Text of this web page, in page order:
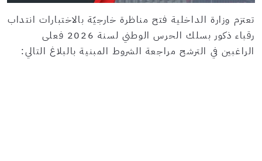
تعتزم وزارة الداخلية فتح مناظرة خارجيّة بالاختبارات انتداب
رقباء ذكور بسلك الحرس الوطني لسنة 2026 فعلى
الراغبين في الترشح مراجعة الشروط المبنية بالبلاغ التالي: